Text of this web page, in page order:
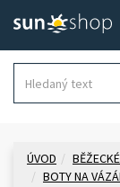
ÚVOD
BOTY NA